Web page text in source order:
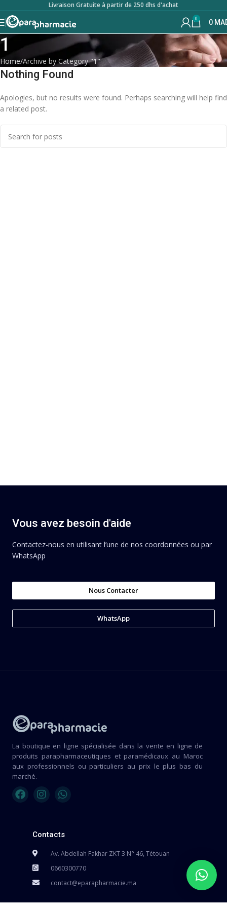
Livraison Gratuite à partir de 250 dhs d'achat
0 0
1
Home Archive by Category "1"
Nothing Found
Apologies, but no results were found. Perhaps searching will help find
a related post.
Vous avez besoin d'aide
Contactez-nous en utilisant l’une de nos coordonnées ou par
WhatsApp
Nous Contacter
WhatsApp
La boutique en ligne spécialisée dans la vente en ligne de
produits parapharmaceutiques et paramédicaux au Maroc
aux professionnels ou particuliers au prix le plus bas du
marché.
Contacts
Av. Abdellah Fakhar ZKT 3 N° 46, Tétouan
0660300770
contact@eparapharmacie.ma